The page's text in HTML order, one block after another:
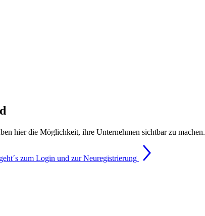
hier die Möglichkeit, ihre Unternehmen sichtbar zu machen.
zum Login und zur Neuregistrierung